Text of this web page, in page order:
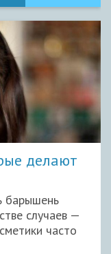
делают
барышень
случаев —
часто